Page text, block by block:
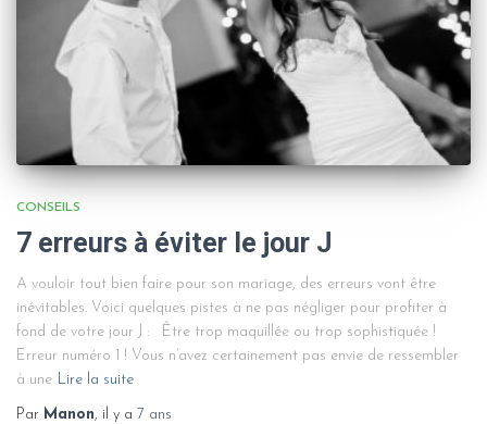
CONSEILS
7 erreurs à éviter le jour J
A vouloir tout bien faire pour son mariage, des erreurs vont être
inévitables. Voici quelques pistes à ne pas négliger pour profiter à
fond de votre jour J : Être trop maquillée ou trop sophistiquée !
Erreur numéro 1 ! Vous n’avez certainement pas envie de ressembler
à une Lire la suite
Par Manon, il y a 7 ans